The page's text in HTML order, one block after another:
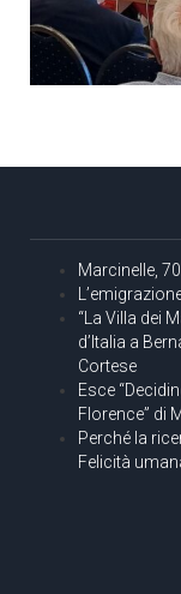
Marcinelle,
“La Villa dei
d’Italia a
Cortese
Esce
Florence” di
Perché la
Felicità